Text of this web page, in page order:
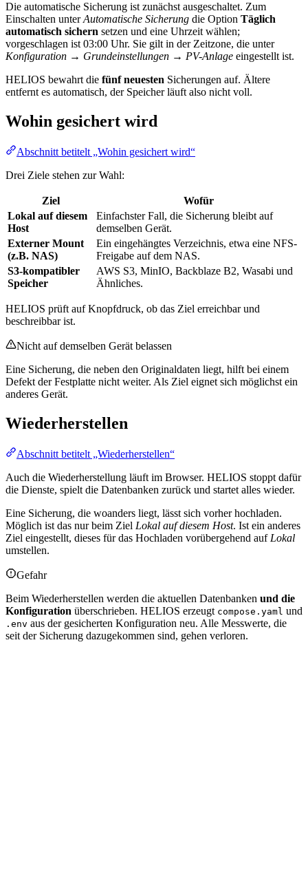
Die automatische Sicherung ist zunächst ausgeschaltet. Zum
Einschalten unterAutomatische Sicherung die Option Täglich
automatisch sichern setzen und eine Uhrzeit wählen;
vorgeschlagen ist 03:00 Uhr. Sie gilt in der Zeitzone, die unter
Konfiguration → Grundeinstellungen → PV-Anlage eingestellt ist.
HELIOS bewahrt die fünf neuesten Sicherungen auf. Ältere
entfernt es automatisch, der Speicher läuft also nicht voll.
Wohin gesichert wird
Abschnitt betitelt „Wohin gesichert wird“
Drei Ziele stehen zur Wahl:
Ziel
Wofür
Lokal auf diesem
Host
Einfachster Fall, die Sicherung bleibt auf
demselben Gerät.
Externer Mount
(z.B. NAS)
Ein eingehängtes Verzeichnis, etwa eine NFS-
Freigabe auf dem NAS.
S3-kompatibler
Speicher
AWS S3, MinIO, Backblaze B2, Wasabi und
Ähnliches.
HELIOS prüft auf Knopfdruck, ob das Ziel erreichbar und
beschreibbar ist.
Nicht auf demselben Gerät belassen
Eine Sicherung, die neben den Originaldaten liegt, hilft bei einem
Defekt der Festplatte nicht weiter. Als Ziel eignet sich möglichst ein
anderes Gerät.
Wiederherstellen
Abschnitt betitelt „Wiederherstellen“
Auch die Wiederherstellung läuft im Browser. HELIOS stoppt dafür
die Dienste, spielt die Datenbanken zurück und startet alles wieder.
Eine Sicherung, die woanders liegt, lässt sich vorher hochladen.
Möglich ist das nur beim Ziel Lokal auf diesem Host. Ist ein anderes
Ziel eingestellt, dieses für das Hochladen vorübergehend auf Lokal
umstellen.
Gefahr
Beim Wiederherstellen werden die aktuellen Datenbanken und die
Konfiguration überschrieben. HELIOS erzeugt compose.yaml und
.env aus der gesicherten Konfiguration neu. Alle Messwerte, die
seit der Sicherung dazugekommen sind, gehen verloren.